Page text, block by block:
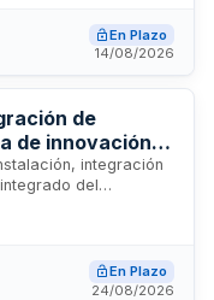
y retirada de
visita guiada a las
En Plazo
14/08/2026
de
de innovación
de
integración
del
territorial,
en el marco
de Next Generation
de infraestructuras
En Plazo
24/08/2026